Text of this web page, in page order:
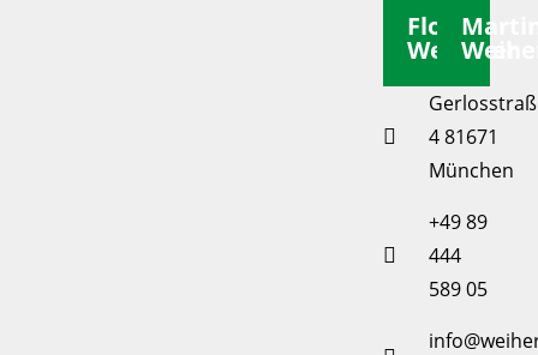
Florian
Weiherer
4 81671
München
+49 89
444
589 05